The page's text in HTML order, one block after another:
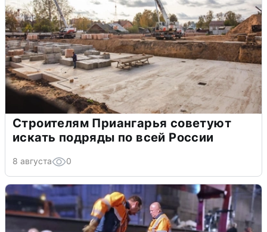
Строителям Приангарья советуют
искать подряды по всей России
8 августа 0